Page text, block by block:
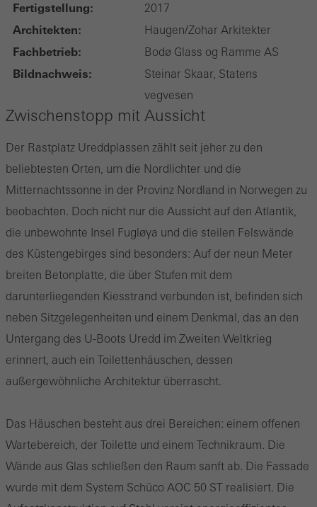
Fertigstellung: 2017
Architekten: Haugen/Zohar Arkitekter
Fachbetrieb: Bodø Glass og Ramme AS
Bildnachweis:
Steinar Skaar, Statens
vegvesen
Zwischenstopp mit Aussicht
Der Rastplatz Ureddplassen zählt seit jeher zu den
beliebtesten Orten, um die Nordlichter und die
Mitternachtssonne in der Provinz Nordland in Norwegen zu
beobachten. Doch nicht nur die Aussicht auf den Atlantik,
die unbewohnte Insel Fugløya und die steilen Felswände
des Küstengebirges sind besonders: Auf der neun Meter
breiten Betonplatte, die über Stufen mit dem
darunterliegenden Kiesstrand verbunden ist, befinden sich
neben Sitzgelegenheiten und einem Denkmal, das an den
Untergang des U-Boots Uredd im Zweiten Weltkrieg
erinnert, auch ein Toilettenhäuschen, dessen
außergewöhnliche Architektur überrascht.
Das Häuschen besteht aus drei Bereichen: einem offenen
Wartebereich, der Toilette und einem Technikraum. Die
Wände aus Glas schließen den Raum sanft ab. Die Fassade
wurde mit dem System Schüco AOC 50 ST realisiert. Die